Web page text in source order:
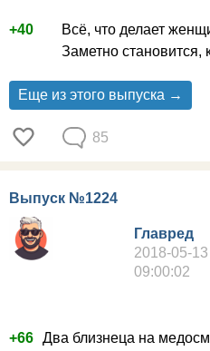
+40
Всё, что делает
Заметно становится,
Еще из этого выпуска →
85
Выпуск №1224
Главред
2018-05-13
09:00:02
+66 Два близнеца на